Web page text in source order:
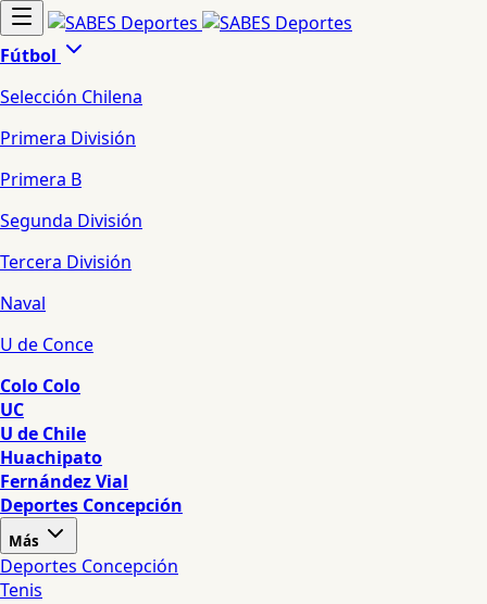
Fútbol
Selección Chilena
Primera División
Primera B
Segunda División
Tercera División
Naval
U de Conce
Colo Colo
UC
U de Chile
Huachipato
Fernández Vial
Deportes Concepción
Más
Deportes Concepción
Tenis